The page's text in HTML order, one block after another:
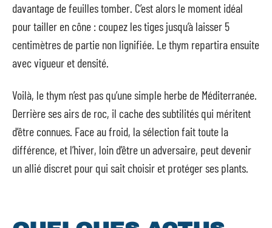
davantage de feuilles tomber. C’est alors le moment idéal
pour tailler en cône : coupez les tiges jusqu’à laisser 5
centimètres de partie non lignifiée. Le thym repartira ensuite
avec vigueur et densité.
Voilà, le thym n’est pas qu’une simple herbe de Méditerranée.
Derrière ses airs de roc, il cache des subtilités qui méritent
d’être connues. Face au froid, la sélection fait toute la
différence, et l’hiver, loin d’être un adversaire, peut devenir
un allié discret pour qui sait choisir et protéger ses plants.